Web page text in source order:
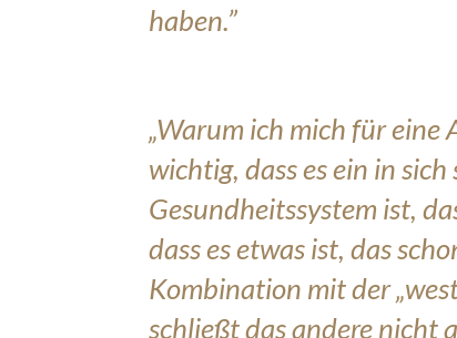
haben.”
„Warum ich mich für
wichtig, dass es ein in
Gesundheitssystem ist,
dass es etwas ist, das
Kombination mit der
schließt das andere nicht